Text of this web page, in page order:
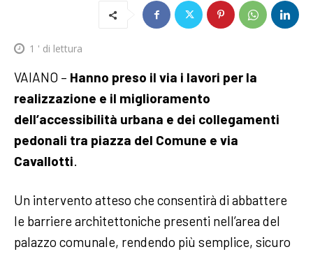
1 ' di lettura
VAIANO – Hanno preso il via i lavori per la
realizzazione e il miglioramento
dell’accessibilità urbana e dei collegamenti
pedonali tra piazza del Comune e via
Cavallotti.
Un intervento atteso che consentirà di abbattere
le barriere architettoniche presenti nell’area del
palazzo comunale, rendendo più semplice, sicuro